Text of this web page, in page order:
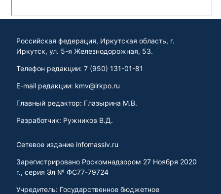
Российская федерация, Иркутская область, г.
Иркутск, ул. 5-я Железнодорожная, 53.
Телефон редакции: 7 (950) 131-01-81
E-mail редакции: kmv@irkpo.ru
Главный редактор: Глазырина М.В.
Разработчик: Ружников В.Д.
Сетевое издание infomassiv.ru
Зарегистрировано Роскомнадзором 27 Ноября 2020
г., серия Эл № ФС77-79724
Учредитель: Государственное бюджетное